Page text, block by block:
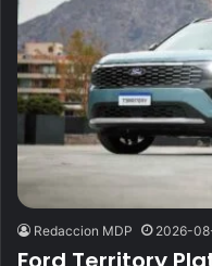
Redaccion MDP 2026-